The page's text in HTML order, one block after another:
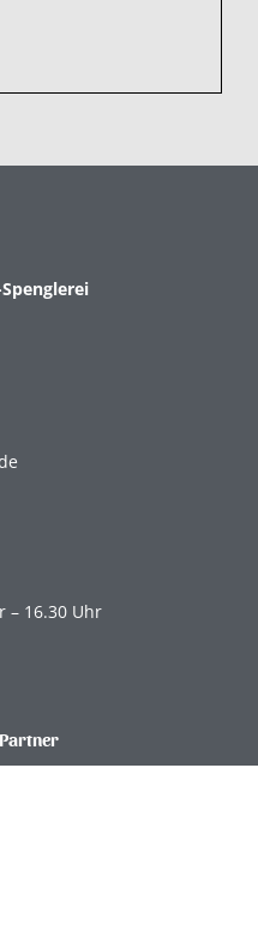
– 16.30 Uhr